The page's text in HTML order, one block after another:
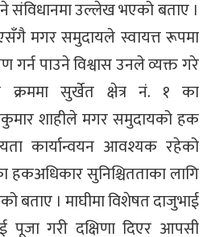
संविधानमा उल्लेख भएको बताए ।
मगर समुदायले स्वायत्त रूपमा
पाउने विश्वास उनले व्यक्त गरे
क्रममा सुर्खेत क्षेत्र नं. १ का
शाहीले मगर समुदायको हक
कार्यान्वयन आवश्यक रहेको
सुनिश्चितताका लागि
बताए । माघीमा विशेषत दाजुभाई
पूजा गरी दक्षिणा दिएर आपसी